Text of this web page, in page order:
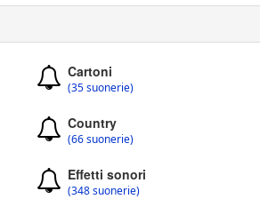
Cartoni
(35 suonerie)
Country
(66 suonerie)
Effetti sonori
(348 suonerie)